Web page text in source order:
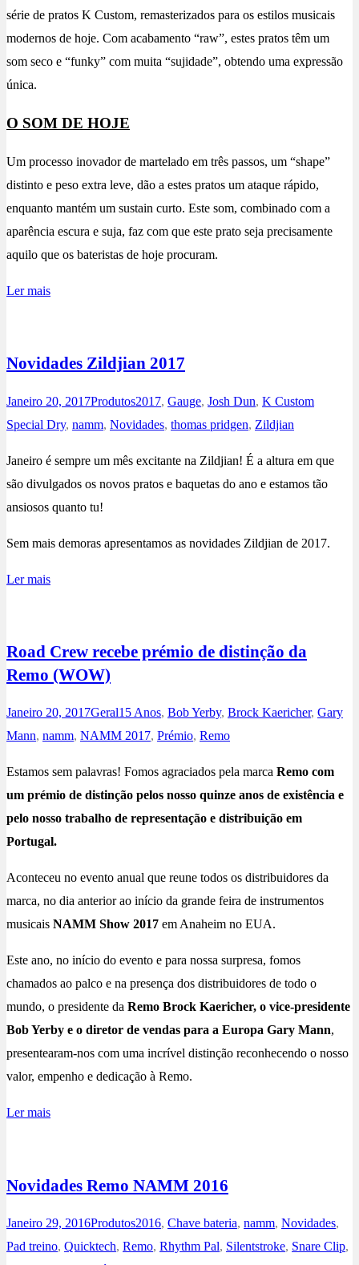
série de pratos K Custom, remasterizados para os estilos musicais
modernos de hoje. Com acabamento “raw”, estes pratos têm um
som seco e “funky” com muita “sujidade”, obtendo uma expressão
única.
O SOM DE HOJE
Um processo inovador de martelado em três passos, um “shape”
distinto e peso extra leve, dão a estes pratos um ataque rápido,
enquanto mantém um sustain curto. Este som, combinado com a
aparência escura e suja, faz com que este prato seja precisamente
aquilo que os bateristas de hoje procuram.
Ler mais
Novidades Zildjian 2017
Janeiro 20, 2017Produtos2017, Gauge, Josh Dun, K Custom
Special Dry, namm, Novidades, thomas pridgen, Zildjian
Janeiro é sempre um mês excitante na Zildjian! É a altura em que
são divulgados os novos pratos e baquetas do ano e estamos tão
ansiosos quanto tu!
Sem mais demoras apresentamos as novidades Zildjian de 2017.
Ler mais
Road Crew recebe prémio de distinção da
Remo (WOW)
Janeiro 20, 2017Geral15 Anos, Bob Yerby, Brock Kaericher, Gary
Mann, namm, NAMM 2017, Prémio, Remo
Estamos sem palavras! Fomos agraciados pela marca Remo com
um prémio de distinção pelos nosso quinze anos de existência e
pelo nosso trabalho de representação e distribuição em
Portugal.
Aconteceu no evento anual que reune todos os distribuidores da
marca, no dia anterior ao início da grande feira de instrumentos
musicais NAMM Show 2017 em Anaheim no EUA.
Este ano, no início do evento e para nossa surpresa, fomos
chamados ao palco e na presença dos distribuidores de todo o
mundo, o presidente da Remo Brock Kaericher, o vice-presidente
Bob Yerby e o diretor de vendas para a Europa Gary Mann,
presentearam-nos com uma incrível distinção reconhecendo o nosso
valor, empenho e dedicação à Remo.
Ler mais
Novidades Remo NAMM 2016
Janeiro 29, 2016Produtos2016, Chave bateria, namm, Novidades,
Pad treino, Quicktech, Remo, Rhythm Pal, Silentstroke, Snare Clip,